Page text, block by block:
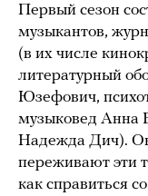
Первый сезон
музыкантов,
(в их числе
литературный
Юзефович,
музыковед Анна
Надежда Дич).
переживают эти
как справиться